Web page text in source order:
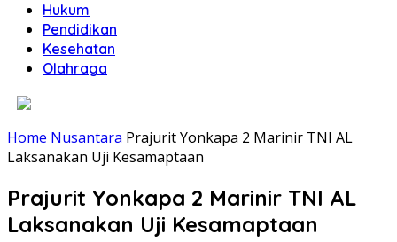
Hukum
Pendidikan
Kesehatan
Olahraga
Home Nusantara Prajurit Yonkapa 2 Marinir TNI AL
Laksanakan Uji Kesamaptaan
Prajurit Yonkapa 2 Marinir TNI AL
Laksanakan Uji Kesamaptaan